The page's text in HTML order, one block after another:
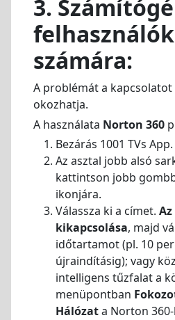
3.
felhasználók
számára:
A problémát a
okozhatja.
A használata Norton 360
Bezárás 1001 TVs App.
Az asztal jobb alsó
kattintson jobb
ikonjára.
Válassza ki a címet.
kikapcsolása, majd
időtartamot (pl. 10
újraindításig); vagy
intelligens tűzfalat a
menüpontban
Hálózata Norton